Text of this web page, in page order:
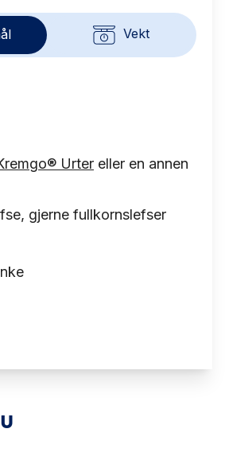
Vekt
Urter eller en annen
gjerne fullkornslefser